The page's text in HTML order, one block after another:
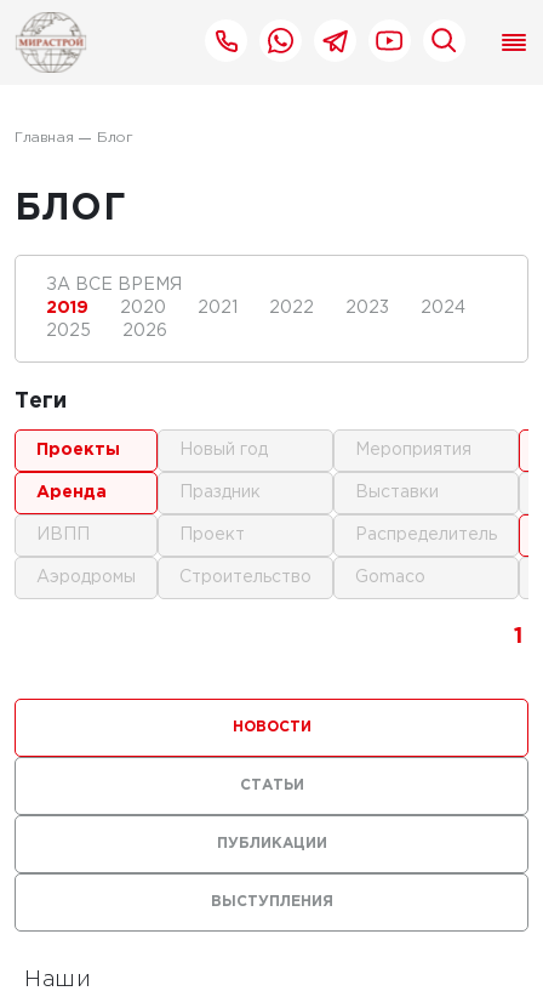
Главная Блог
БЛОГ
1
1
ВЫСТУПЛЕНИЯ
ПУБЛИКАЦИИ
НОВОСТИ
СТАТЬИ
ЗА ВСЕ ВРЕМЯ
2019
2020 2021 2022 2023
2024
2025
2026
Теги
проекты
аренда
ИВПП
аэродромы
новый год
праздник
проект
строительство
мероприятия
выставки
распределитель
gomaco
Наши